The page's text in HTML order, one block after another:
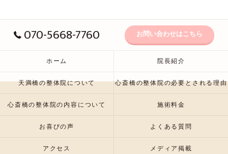
070-5668-7760 お問い合わせはこちら
ホーム 院長紹介
天満橋の整体院について 心斎橋の整体院の必要とされる理由
心斎橋の整体院の内容について 施術料金
お喜びの声 よくある質問
アクセス メディア掲載